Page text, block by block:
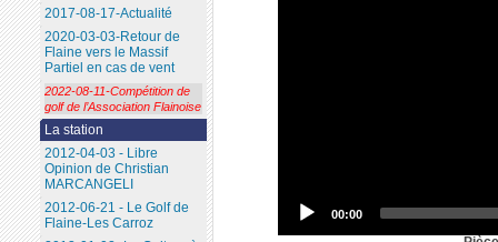
00:00
2017-08-17-Actualité
2020-03-03-Retour de
Flaine vers le Massif
Partiel en cas de vent
2022-08-11-Compétition de
golf de l’Association Flainoise
La station
2012-04-03 - Libre
Opinion de Christian
MARCANGELI
2012-06-21 - Le Golf de
Flaine-Les Carroz